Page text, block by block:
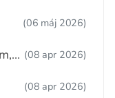
(06 máj 2026)
(08 apr 2026)
(08 apr 2026)